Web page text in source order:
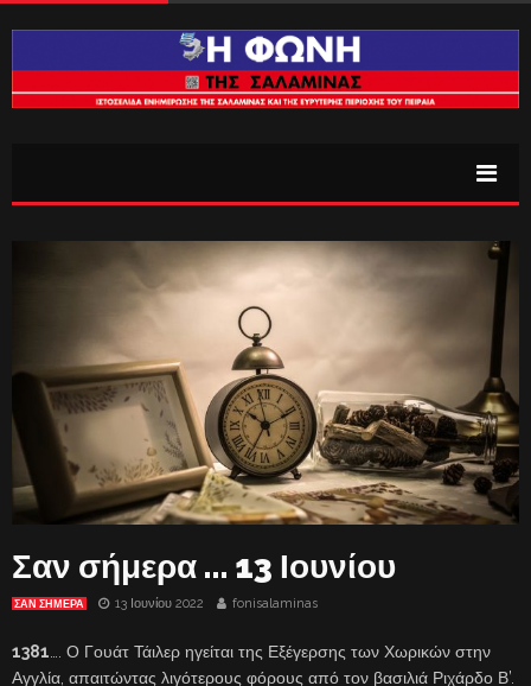
Σαν σήμερα … 13 Ιουνίου
ΣΑΝ ΣΉΜΕΡΑ 13 Ιουνίου 2022 fonisalaminas
1381 …. Ο Γουάτ Τάιλερ ηγείται της Εξέγερσης των Χωρικών στην
Αγγλία, απαιτώντας λιγότερους φόρους από τον βασιλιά Ριχάρδο Β’.